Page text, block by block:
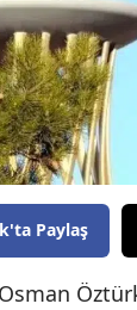
Paylaş